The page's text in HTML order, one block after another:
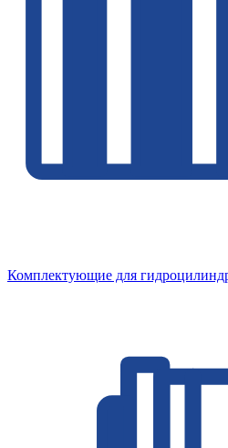
Комплектующие для